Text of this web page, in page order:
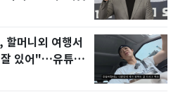
머니외 여행서
있어"…유튜브